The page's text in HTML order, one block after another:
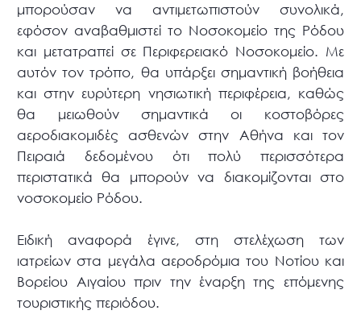
μπορούσαν να αντιμετωπιστούν συνολικά,
εφόσον αναβαθμιστεί το Νοσοκομείο της Ρόδου
και μετατραπεί σε Περιφερειακό Νοσοκομείο. Με
αυτόν τον τρόπο, θα υπάρξει σημαντική βοήθεια
και στην ευρύτερη νησιωτική περιφέρεια, καθώς
θα μειωθούν σημαντικά οι κοστοβόρες
αεροδιακομιδές ασθενών στην Αθήνα και τον
Πειραιά δεδομένου ότι πολύ περισσότερα
περιστατικά θα μπορούν να διακομίζονται στο
νοσοκομείο Ρόδου.
Ειδική αναφορά έγινε, στη στελέχωση των
ιατρείων στα μεγάλα αεροδρόμια του Νοτίου και
Βορείου Αιγαίου πριν την έναρξη της επόμενης
τουριστικής περιόδου.